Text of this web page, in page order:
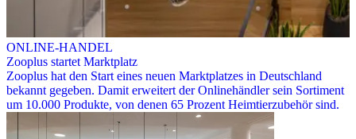
ONLINE-HANDEL
Zooplus startet Marktplatz
Zooplus hat den Start eines neuen Marktplatzes in Deutschland
bekannt gegeben. Damit erweitert der Onlinehändler sein Sortiment
um 10.000 Produkte, von denen 65 Prozent Heimtierzubehör sind.